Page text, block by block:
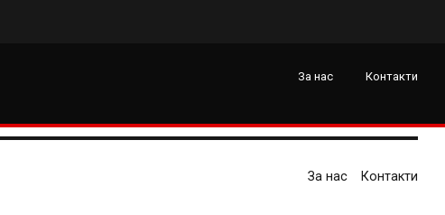
За нас Контакти
За нас Контакти